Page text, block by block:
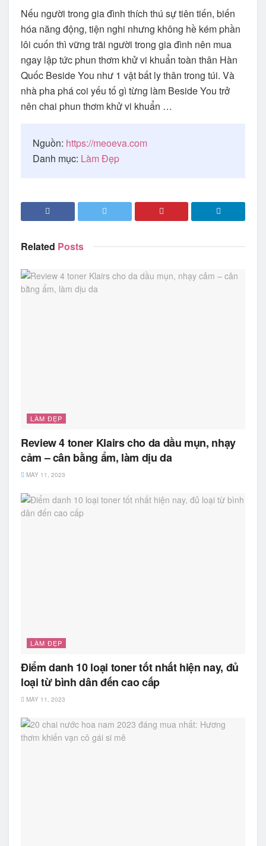
Nếu người trong gia đình thích thú sự tiên tiến, biến
hóa năng động, tiện nghi nhưng không hề kém phần
lôi cuốn thì vững trãi người trong gia đình nên mua
ngay lập tức phun thơm khử vi khuẩn toàn thân Hàn
Quốc Beside You như 1 vật bất ly thân trong túi. Và
nhà pha phá coi yếu tố gì từng làm Beside You trở
nên chai phun thơm khử vi khuẩn …
Nguồn: https://meoeva.com
Danh mục: Làm Đẹp
Related Posts
LÀM ĐẸP
Review 4 toner Klairs cho da dầu mụn, nhạy
cảm – cân bằng ẩm, làm dịu da
MAY 11, 2023
LÀM ĐẸP
Điểm danh 10 loại toner tốt nhất hiện nay, đủ
loại từ bình dân đến cao cấp
MAY 11, 2023